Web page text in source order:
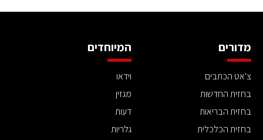
מדורים
צ'אט הכתבים
בחזית החדשות
בחזית הבריאות
בחזית הכלכלית
המיוחדים
וידאו
מגזין
דעות
גלריות